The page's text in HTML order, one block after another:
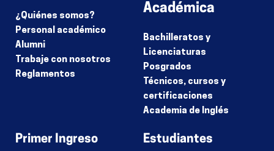
¿Quiénes somos?
Personal académico
Alumni
Trabaje con nosotros
Reglamentos
Académica
Bachilleratos y
Licenciaturas
Posgrados
Técnicos, cursos y
certificaciones
Academia de Inglés
Primer Ingreso Estudiantes